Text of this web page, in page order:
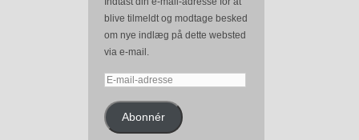
blive tilmeldt og modtage besked
om nye indlæg på dette websted
via e-mail.
E-
adresseAbonnér